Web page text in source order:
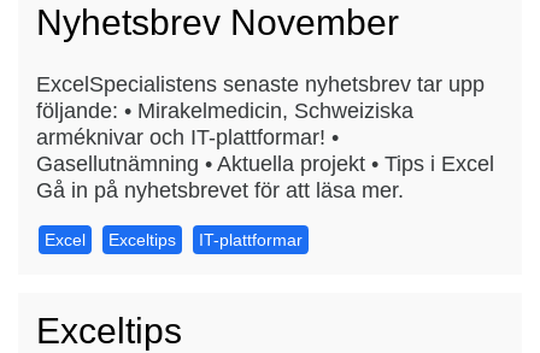
Nyhetsbrev November
ExcelSpecialistens senaste nyhetsbrev tar upp
följande: • Mirakelmedicin, Schweiziska
arméknivar och IT-plattformar! •
Gasellutnämning • Aktuella projekt • Tips i Excel
Gå in på nyhetsbrevet för att läsa mer.
Excel Exceltips IT-plattformar
Exceltips